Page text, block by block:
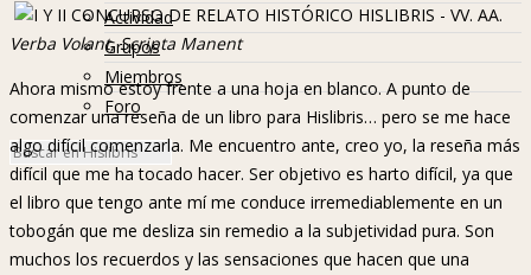
Actividad
Grupos
Miembros
Foro
Verba Volant, Scripta Manent
Ahora mismo estoy frente a una hoja en blanco. A punto de
comenzar una reseña de un libro para Hislibris… pero se me hace
algo difícil comenzarla. Me encuentro ante, creo yo, la reseña más
difícil que me ha tocado hacer. Ser objetivo es harto difícil, ya que
el libro que tengo ante mí me conduce irremediablemente en un
tobogán que me desliza sin remedio a la subjetividad pura. Son
muchos los recuerdos y las sensaciones que hacen que una